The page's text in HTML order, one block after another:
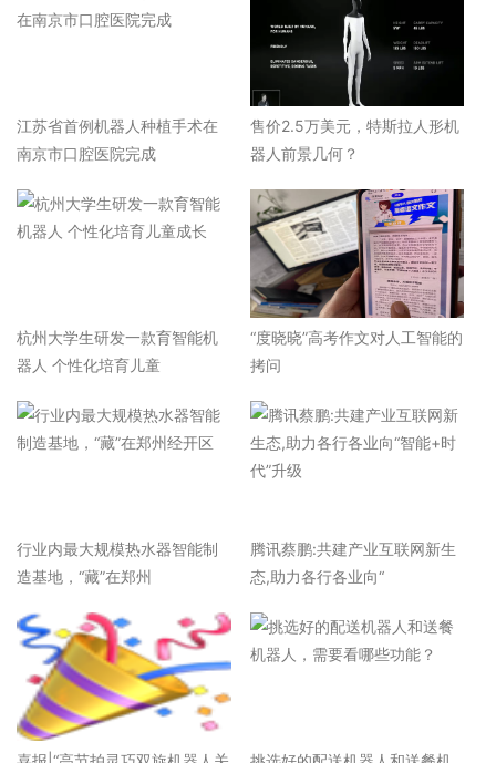
江苏省首例机器人种植手术在
南京市口腔医院完成
售价2.5万美元，特斯拉人形机
器人前景几何？
杭州大学生研发一款育智能机
器人 个性化培育儿童
“度晓晓”高考作文对人工智能的
拷问
行业内最大规模热水器智能制
造基地，“藏”在郑州
腾讯蔡鹏:共建产业互联网新生
态,助力各行各业向“